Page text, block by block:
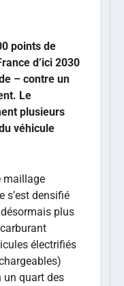
points de
d’ici 2030
– contre un
Le
plusieurs
véhicule
maillage
s’est densifié
désormais plus
électrifiés
un quart des